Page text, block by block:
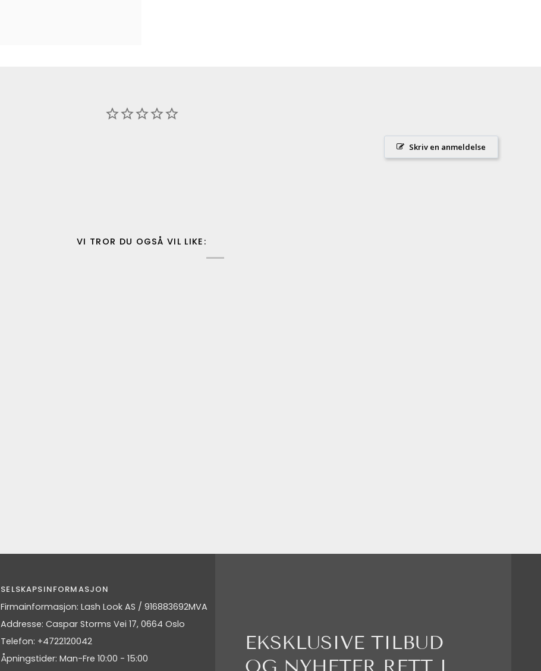
Skriv en anmeldelse
VI TROR DU OGSÅ VIL LIKE:
EKSKLUSIVE TILBUD
OG NYHETER RETT I
SELSKAPSINFORMASJON
Firmainformasjon: Lash Look AS / 916883692MVA
Addresse: Caspar Storms Vei 17, 0664 Oslo
Telefon: +4722120042
Åpningstider: Man-Fre 10:00 - 15:00